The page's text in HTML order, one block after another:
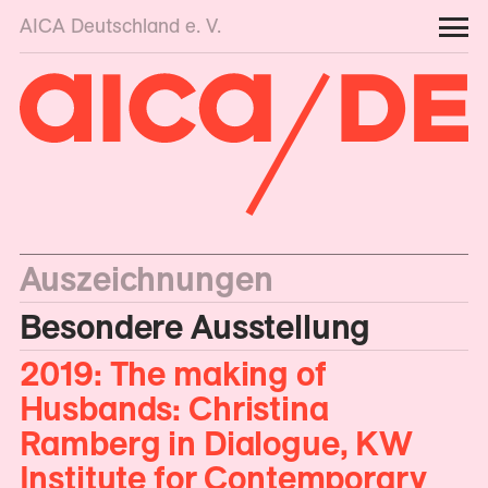
AICA Deutschland e. V.
Auszeichnungen
Besondere Ausstellung
2019: The making of
Husbands: Christina
Ramberg in Dialogue, KW
Institute for Contemporary